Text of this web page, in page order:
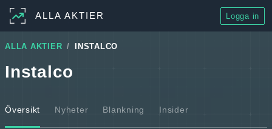
ALLA AKTIER Logga in
ALLA AKTIER INSTALCO
Instalco
Översikt Nyheter Blankning Insider